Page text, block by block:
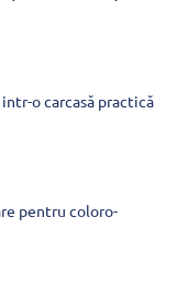
o carcasă practică
pentru coloro-